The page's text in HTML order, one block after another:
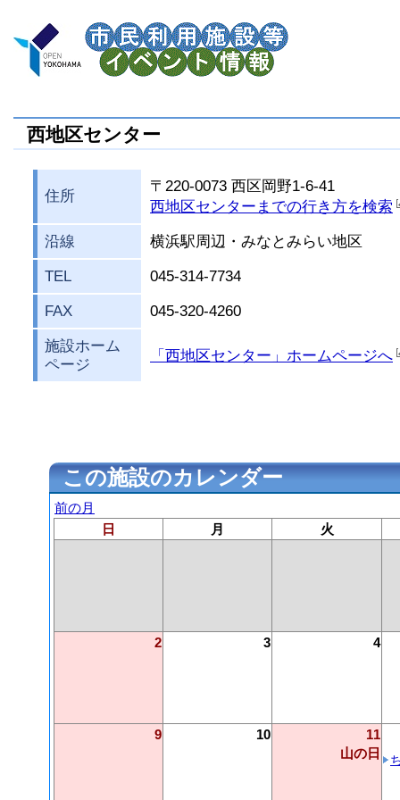
西地区センター
住所
〒220-0073 西区岡野1-6-41
西地区センターまでの行き方を検索
沿線 横浜駅周辺・みなとみらい地区
TEL 045-314-7734
FAX 045-320-4260
施設ホーム
ページ
「西地区センター」ホームページへ
この施設のカレンダー
前の月
日
月 火
2 3 4
9 10
11
山の日